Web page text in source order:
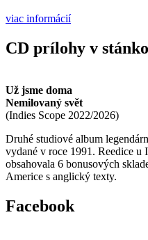
viac informácií
CD prílohy v
Už jsme doma
Nemilovaný svět
(Indies Scope 2022/2026)
Druhé studiové album
vydané v roce 1991. Reedice u
obsahovala 6 bonusových
Americe s anglický texty.
Facebook